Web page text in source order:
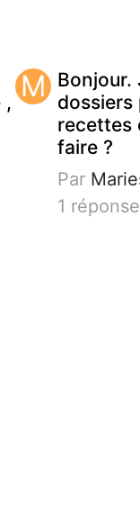
, M Bonjour.
dossiers
recettes
faire ?
Par
1